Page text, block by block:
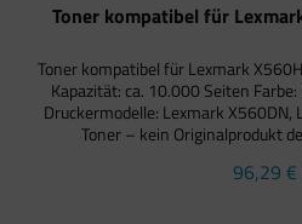
Toner kompatibel für
Toner kompatibel für Lexmark
Kapazität: ca. 10.000 Seiten
Druckermodelle: Lexmark
Toner – kein Originalprodukt
96,29 €